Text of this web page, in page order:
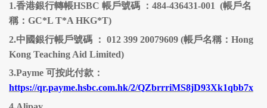
1.香港銀行轉帳HSBC 帳戶號碼 ：484-436431-001 (帳戶名
稱：GC*L T*A HKG*T)
2.中國銀行帳戶號碼 ： 012 399 20079609 (帳戶名稱：Hong
Kong Teaching Aid Limited)
3.Payme 可按此付款：
https://qr.payme.hsbc.com.hk/2/QZbrrriMS8jD93Xk1qbb7x